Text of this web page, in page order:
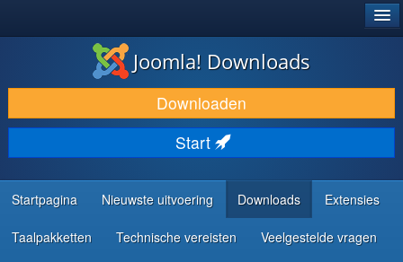
DOWNLOAD & BREID UIT
ONTDEK & LEER
COMMUNITY & ONDERSTEUNING
ONTWIKKELAARSBRONNEN
Joomla! Downloads
Downloaden
Start
Startpagina Nieuwste uitvoering Downloads Extensies
Taalpakketten Technische vereisten Veelgestelde vragen